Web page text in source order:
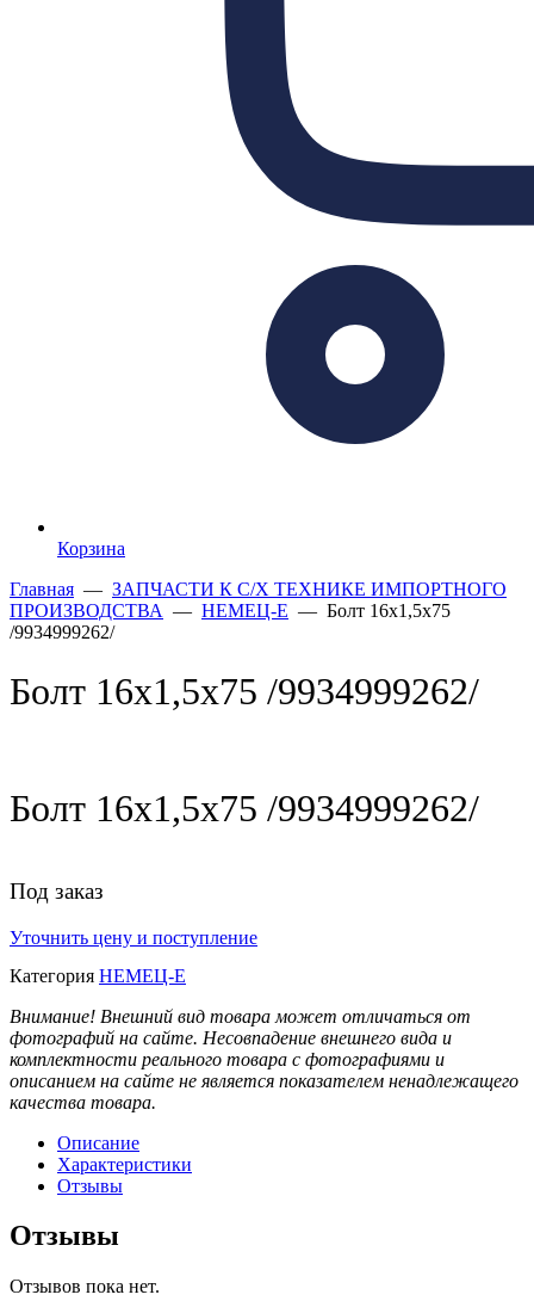
Корзина
Главная — ЗАПЧАСТИ К С/Х ТЕХНИКЕ ИМПОРТНОГО
ПРОИЗВОДСТВА — НЕМЕЦ-Е — Болт 16х1,5х75
/9934999262/
Болт 16х1,5х75 /9934999262/
Болт 16х1,5х75 /9934999262/
Под заказ
Уточнить цену и поступление
Категория НЕМЕЦ-Е
Внимание! Внешний вид товара может отличаться от
фотографий на сайте. Несовпадение внешнего вида и
комплектности реального товара с фотографиями и
описанием на сайте не является показателем ненадлежащего
качества товара.
Описание
Характеристики
Отзывы
Отзывы
Отзывов пока нет.